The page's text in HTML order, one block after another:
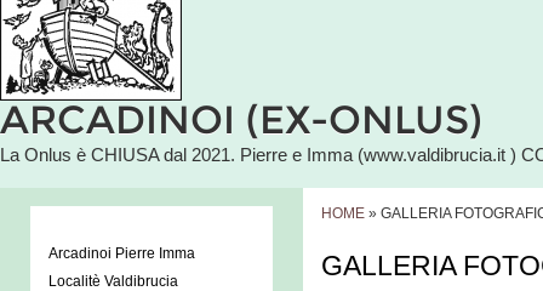
ARCADINOI (EX-ONLUS)
La Onlus è CHIUSA dal 2021. Pierre e Imma (www.valdibrucia.it )
HOME » GALLERIA
GALLERIA
Arcadinoi Pierre Imma
Localitè Valdibrucia